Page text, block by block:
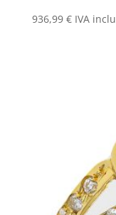
936,99 € IVA